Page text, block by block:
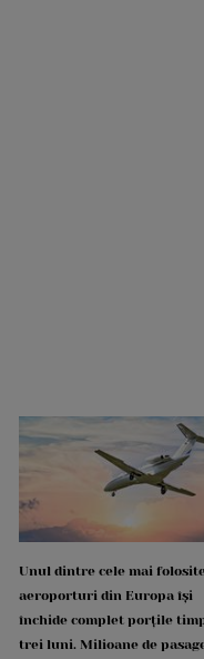
Unul dintre cele mai
aeroporturi din Europa își
închide complet porțile
trei luni. Milioane de